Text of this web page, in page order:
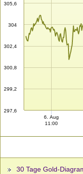
297,6
299,2
300,8
302,4
304
305,6
6. Aug
11:00
30 Tage Gold-